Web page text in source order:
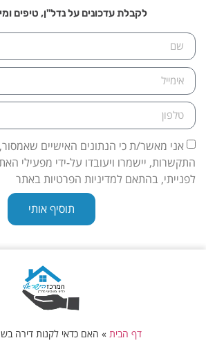
לקבלת עדכונים על נדל"ן, טיפים
אני מאשר/ת כי הנתונים האישיים
התקשרות, יישמרו ויעובדו על-ידי מפעילי
לפנייתי, בהתאם למדיניות הפרטיות באתר
תוסיף אותי
דף הבית » האם כדאי לקנות דירה בשנת